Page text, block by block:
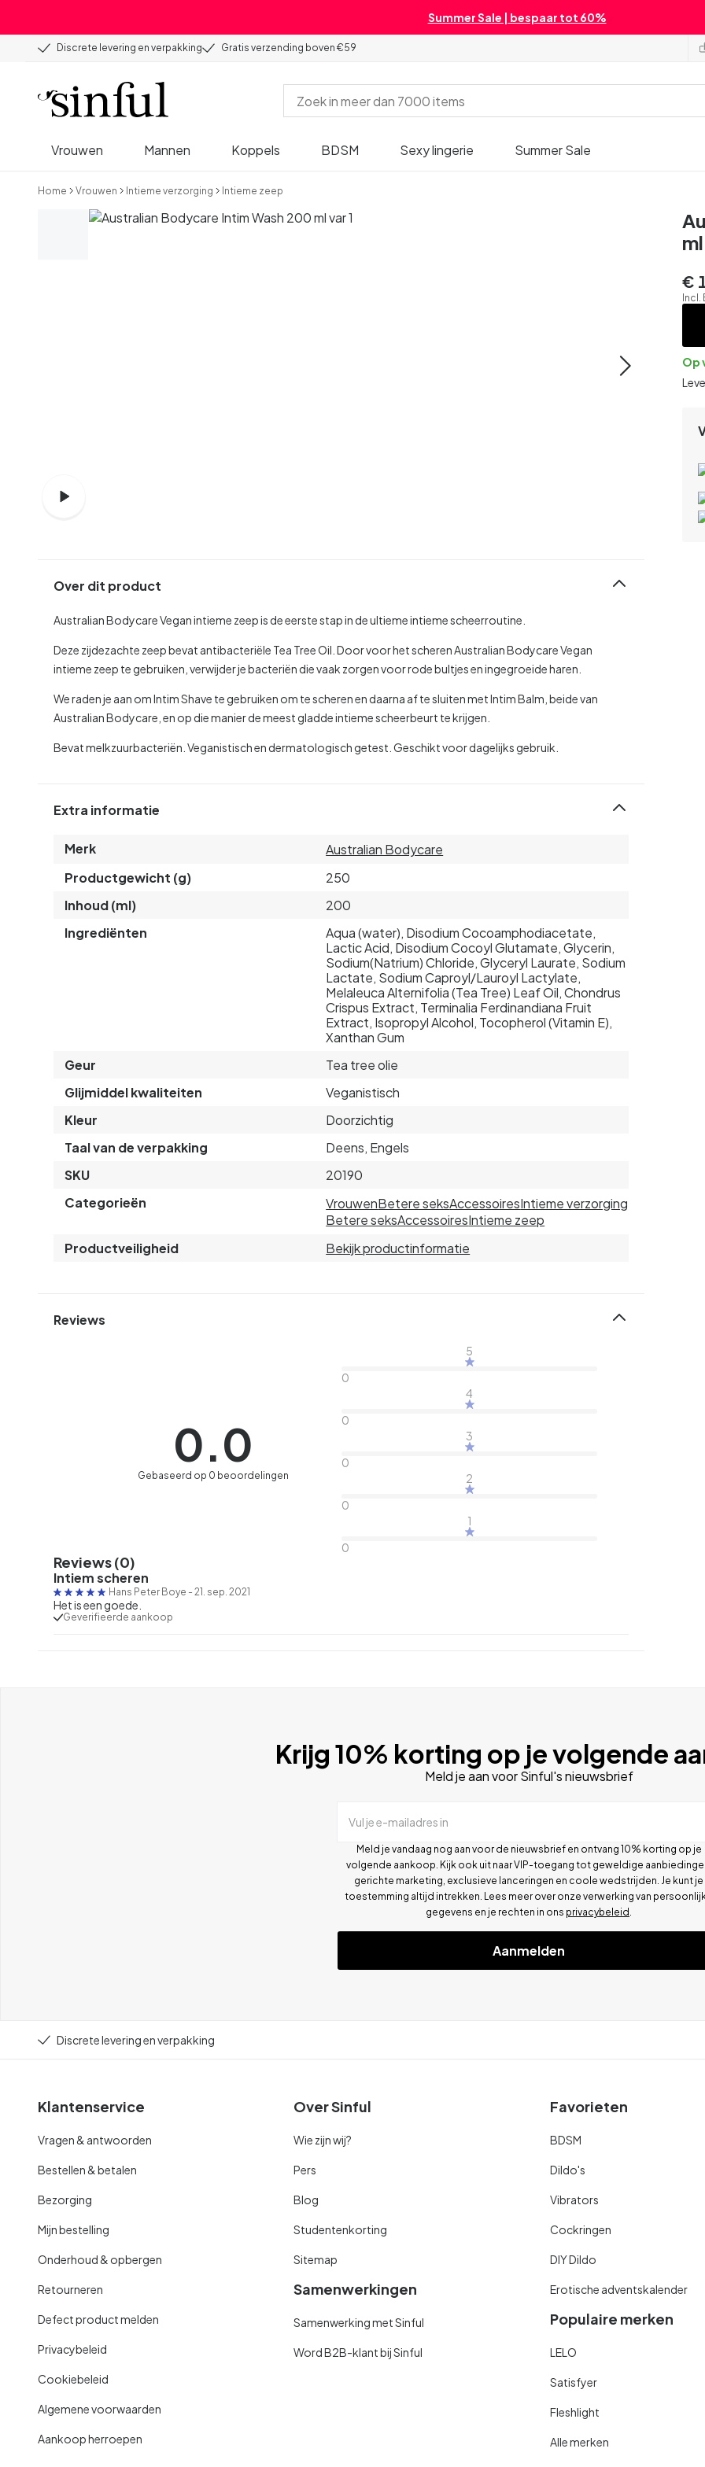
Summer Sale | bespaar tot 60%
Discrete levering en verpakking Gratis verzending boven €59
Vrouwen Mannen Koppels BDSM Sexy lingerie Summer Sale
Home Vrouwen Intieme verzorging Intieme zeep
ml
€
Incl.
Op
Over dit product
Australian Bodycare Vegan intieme zeep is de eerste stap in de ultieme intieme scheerroutine.
Deze zijdezachte zeep bevat antibacteriële Tea Tree Oil. Door voor het scheren Australian Bodycare Vegan
intieme zeep te gebruiken, verwijder je bacteriën die vaak zorgen voor rode bultjes en ingegroeide haren.
We raden je aan om Intim Shave te gebruiken om te scheren en daarna af te sluiten met Intim Balm, beide van
Australian Bodycare, en op die manier de meest gladde intieme scheerbeurt te krijgen.
Bevat melkzuurbacteriën. Veganistisch en dermatologisch getest. Geschikt voor dagelijks gebruik.
Extra informatie
Merk
Australian Bodycare
Productgewicht (g)
250
Inhoud (ml)
200
Ingrediënten
Aqua (water), Disodium Cocoamphodiacetate,
Lactic Acid, Disodium Cocoyl Glutamate, Glycerin,
Sodium(Natrium) Chloride, Glyceryl Laurate, Sodium
Lactate, Sodium Caproyl/Lauroyl Lactylate,
Melaleuca Alternifolia (Tea Tree) Leaf Oil, Chondrus
Crispus Extract, Terminalia Ferdinandiana Fruit
Extract, Isopropyl Alcohol, Tocopherol (Vitamin E),
Xanthan Gum
Geur
Tea tree olie
Glijmiddel kwaliteiten
Veganistisch
Kleur
Doorzichtig
Taal van de verpakking
Deens, Engels
SKU
20190
Categorieën
VrouwenBetere seksAccessoiresIntieme verzorging
Betere seksAccessoiresIntieme zeep
Productveiligheid
Bekijk productinformatie
Reviews
0.0
Gebaseerd op 0 beoordelingen
5
0
4
0
3
0
2
0
1
0
Reviews (0)
Intiem scheren
Hans Peter Boye - 21. sep. 2021
Het is een goede.
Geverifieerde aankoop
Krijg 10% korting op je volgende
Meld je aan voor Sinful's nieuwsbrief
Vul je e-mailadres in
Meld je vandaag nog aan voor de nieuwsbrief en ontvang 10% korting op je
volgende aankoop. Kijk ook uit naar VIP-toegang tot geweldige
gerichte marketing, exclusieve lanceringen en coole wedstrijden. Je kunt je
toestemming altijd intrekken. Lees meer over onze verwerking van
gegevens en je rechten in ons privacybeleid .
Aanmelden
Discrete levering en verpakking
Klantenservice
Vragen & antwoorden
Bestellen & betalen
Bezorging
Mijn bestelling
Onderhoud & opbergen
Retourneren
Defect product melden
Privacybeleid
Cookiebeleid
Algemene voorwaarden
Aankoop herroepen
Over Sinful
Wie zijn wij?
Pers
Blog
Studentenkorting
Sitemap
Samenwerkingen
Samenwerking met Sinful
Word B2B-klant bij Sinful
Favorieten
BDSM
Dildo's
Vibrators
Cockringen
DIY Dildo
Erotische adventskalender
Populaire merken
LELO
Satisfyer
Fleshlight
Alle merken